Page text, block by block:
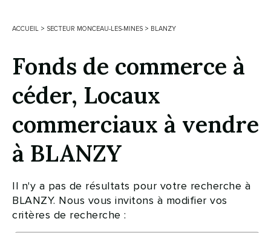
ACCUEIL > SECTEUR MONCEAU-LES-MINES > BLANZY
Fonds de commerce à
céder, Locaux
commerciaux à vendre
à BLANZY
Il n'y a pas de résultats pour votre recherche à
BLANZY. Nous vous invitons à modifier vos
critères de recherche :